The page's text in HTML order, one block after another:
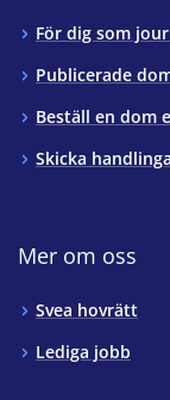
För dig som
Publicerade
Beställ en dom
Skicka
Mer om oss
Svea hovrätt
Lediga jobb